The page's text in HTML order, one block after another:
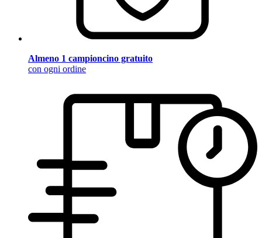
Almeno 1 campioncino gratuito
con ogni ordine